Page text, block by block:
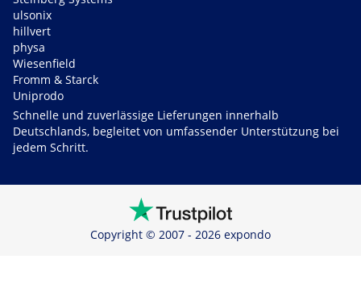
ulsonix
hillvert
physa
Wiesenfield
Fromm & Starck
Uniprodo
Schnelle und zuverlässige Lieferungen innerhalb
Deutschlands, begleitet von umfassender Unterstützung bei
jedem Schritt.
Copyright © 2007 - 2026 expondo